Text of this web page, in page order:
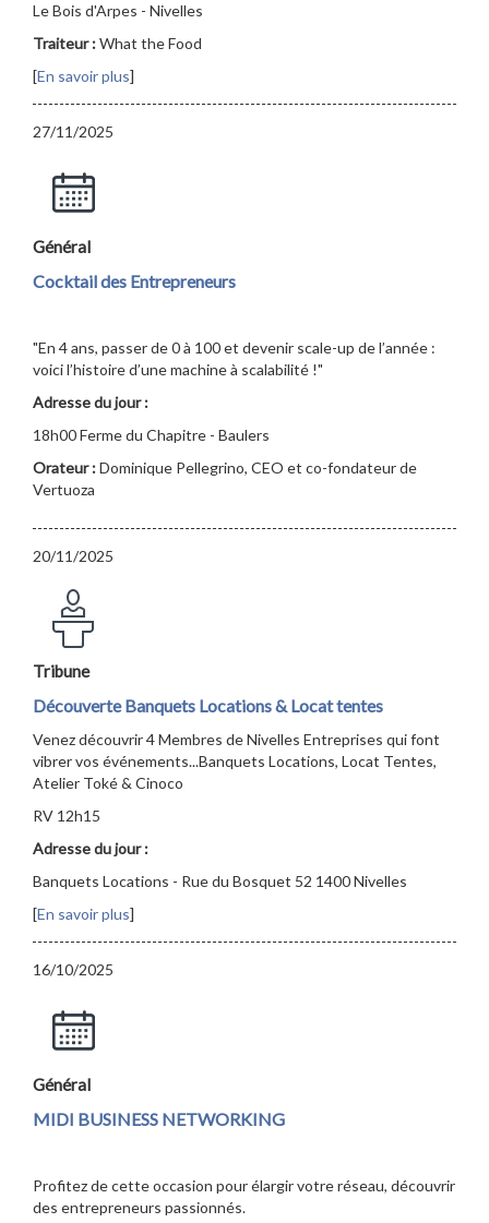
Le Bois d'Arpes - Nivelles
Traiteur :What the Food
[En savoir plus]
27/11/2025
Général
Cocktail des Entrepreneurs
"En 4 ans, passer de 0 à 100 et devenir scale-up de l’année :
voici l’histoire d’une machine à scalabilité !"
Adresse du jour :
18h00 Ferme du Chapitre - Baulers
Orateur :Dominique Pellegrino, CEO et co-fondateur de
Vertuoza
20/11/2025
Tribune
Découverte Banquets Locations & Locat tentes
Venez découvrir 4 Membres de Nivelles Entreprises qui font
vibrer vos événements...Banquets Locations, Locat Tentes,
Atelier Toké & Cinoco
RV 12h15
Adresse du jour :
Banquets Locations - Rue du Bosquet 52 1400 Nivelles
[En savoir plus]
16/10/2025
Général
MIDI BUSINESS NETWORKING
Profitez de cette occasion pour élargir votre réseau, découvrir
des entrepreneurs passionnés.